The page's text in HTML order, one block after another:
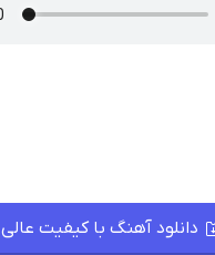
دانلود آهنگ با کیفیت عالی 320